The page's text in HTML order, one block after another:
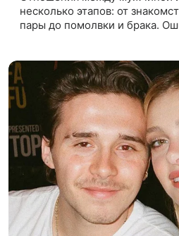
несколько этапов: от
пары до помолвки и брака.